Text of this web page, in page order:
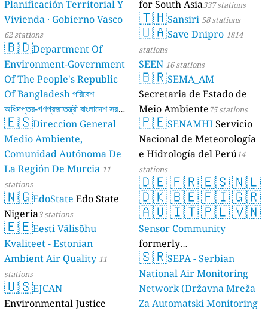
Planificación Territorial Y
Vivienda · Gobierno Vasco
62 stations
🇧🇩Department Of
Environment-Government
Of The People's Republic
Of Bangladesh পরিবেশ
অধিদপ্তর-গণপ্রজাতন্ত্রী বাংলাদেশ সরকার
17 stations
🇪🇸Direccion General
Medio Ambiente,
Comunidad Autónoma De
La Región De Murcia 11
stations
🇳🇬EdoState Edo State
Nigeria3 stations
🇪🇪Eesti Välisõhu
Kvaliteet - Estonian
Ambient Air Quality 11
stations
🇺🇸EJCAN
Environmental Justice
for South Asia337 stations
🇹🇭Sansiri 58 stations
🇺🇦Save Dnipro 1814
stations
SEEN 16 stations
🇧🇷SEMA_AM
Secretaria de Estado de
Meio Ambiente75 stations
🇵🇪SENAMHIServicio
Nacional de Meteorología
e Hidrología del Perú14
stations
🇩🇪🇫🇷🇪🇸🇳🇱
🇩🇰🇧🇪🇫🇮🇬🇷
🇦🇺🇮🇹🇵🇱🇻🇳
Sensor Community
formerly
luftdaten.info35808 stations
🇸🇷SEPA - Serbian
National Air Monitoring
Network (Državna Mreža
Za Automatski Monitoring